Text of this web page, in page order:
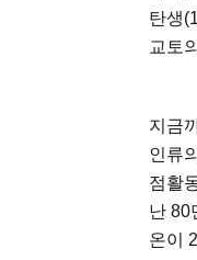
탄생
교토
지금
인류
점활
난 80
온이